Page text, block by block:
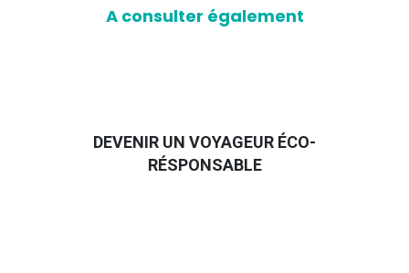
A consulter également
DEVENIR UN VOYAGEUR ÉCO-
RÉSPONSABLE